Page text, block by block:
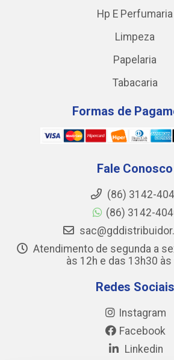
Hp E Perfumaria
Limpeza
Papelaria
Tabacaria
Formas de
Fale Conosco
(86) 3142-
(86) 3142-
Atendimento de segunda a
às 12h e das 13h30 às
Redes Sociais
Instagram
Facebook
Linkedin